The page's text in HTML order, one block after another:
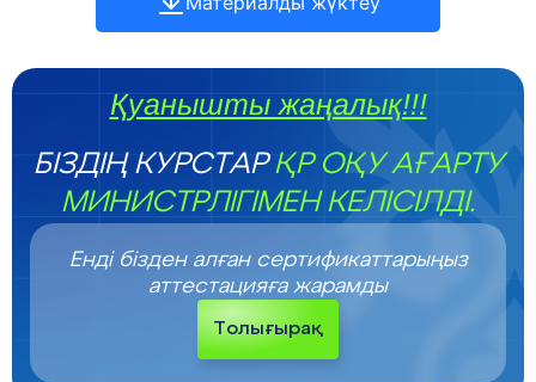
Қуанышты жаңалық!!!
БІЗДІҢ КУРСТАРҚР ОҚУ АҒАРТУ
МИНИСТРЛІГІМЕН КЕЛІСІЛДІ.
Енді бізден алған сертификаттарыңыз
аттестацияға жарамды
Толығырақ